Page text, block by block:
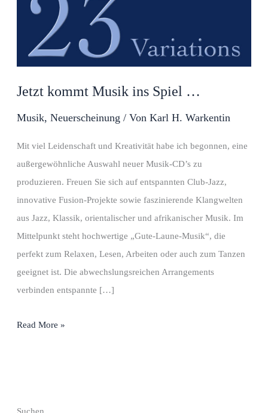
Jetzt kommt Musik ins Spiel …
Musik,Neuerscheinung / VonKarl H. Warkentin
Mit viel Leidenschaft und Kreativität habe ich begonnen, eine
außergewöhnliche Auswahl neuer Musik-CD’s zu
produzieren. Freuen Sie sich auf entspannten Club-Jazz,
innovative Fusion-Projekte sowie faszinierende Klangwelten
aus Jazz, Klassik, orientalischer und afrikanischer Musik. Im
Mittelpunkt steht hochwertige „Gute-Laune-Musik“, die
perfekt zum Relaxen, Lesen, Arbeiten oder auch zum Tanzen
geeignet ist. Die abwechslungsreichen Arrangements
verbinden entspannte […]
Jetzt
Read More »